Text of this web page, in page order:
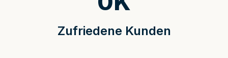
Zufriedene Kunden